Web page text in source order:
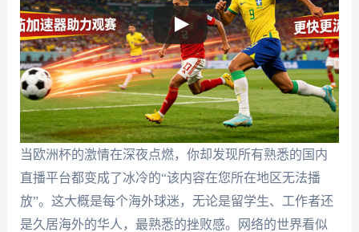
当欧洲杯的激情在深夜点燃，你却发现所有熟悉的国内
直播平台都变成了冰冷的“该内容在您所在地区无法播
放”。这大概是每个海外球迷，无论是留学生、工作者还
是久居海外的华人，最熟悉的挫败感。网络的世界看似